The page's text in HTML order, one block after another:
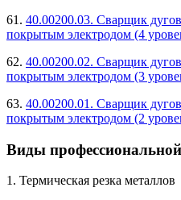
61. 40.00200.03. Сварщик
покрытым электродом (4
62. 40.00200.02. Сварщик
покрытым электродом (3
63. 40.00200.01. Сварщик
покрытым электродом (2
Виды профессиональной
1. Термическая резка металлов